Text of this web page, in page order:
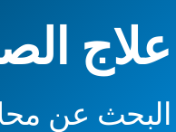
علاج
البحث عن